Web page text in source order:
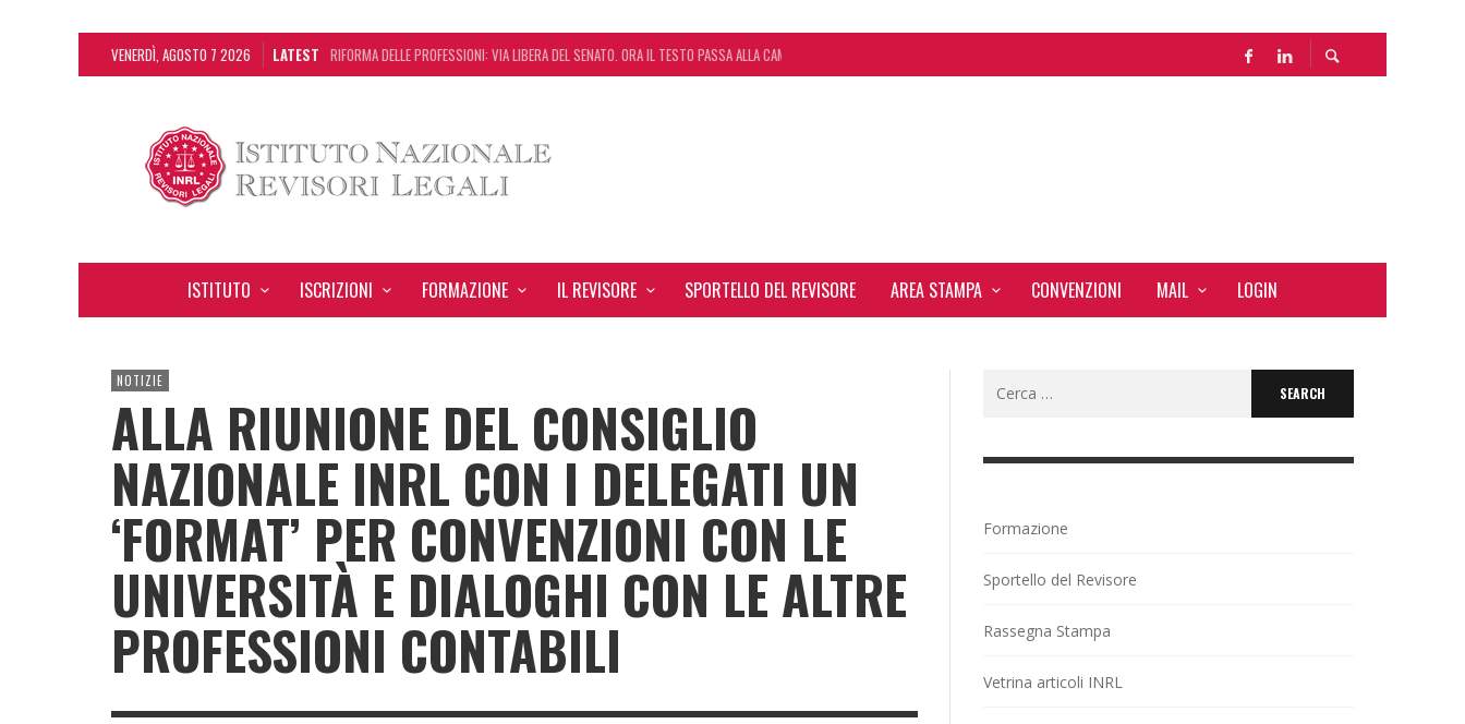
VENERDÌ, AGOSTO 7 2026 LATEST RIFORMA DELLE PROFESSIONI: VIA LIBERA DEL SENATO. ORA IL TESTO PASSA ALLA CAMERA
DA REGGIO EMILIA ARRIVA LA START UP CHE AUTOMATIZZA LA REVISIONE LEGALE CON L’USO DELL’INTELLIGENZA ARTIFICIALE
ISTITUTO ISCRIZIONI FORMAZIONE IL REVISORE SPORTELLO DEL REVISORE AREA STAMPA CONVENZIONI MAIL LOGIN
NOTIZIE
ALLA RIUNIONE DEL CONSIGLIO
NAZIONALE INRL CON I DELEGATI UN
‘FORMAT’ PER CONVENZIONI CON LE
UNIVERSITÀ E DIALOGHI CON LE ALTRE
PROFESSIONI CONTABILI
Formazione
Sportello del Revisore
Rassegna Stampa
Vetrina articoli INRL